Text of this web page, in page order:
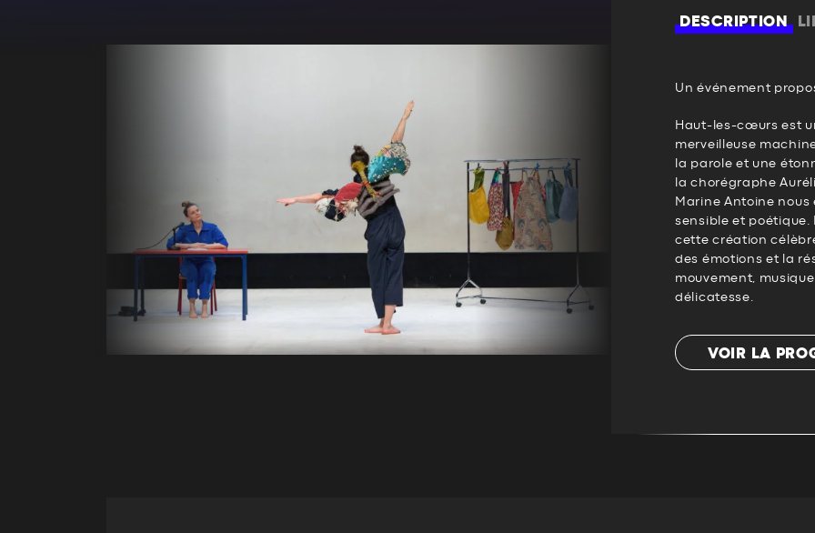
DESCRIPTION
Un événement
Haut-les-cœurs est
merveilleuse
la parole et une
la chorégraphe
Marine Antoine
sensible et poétique.
cette création
des émotions et la
mouvement,
délicatesse.
VOIR LA